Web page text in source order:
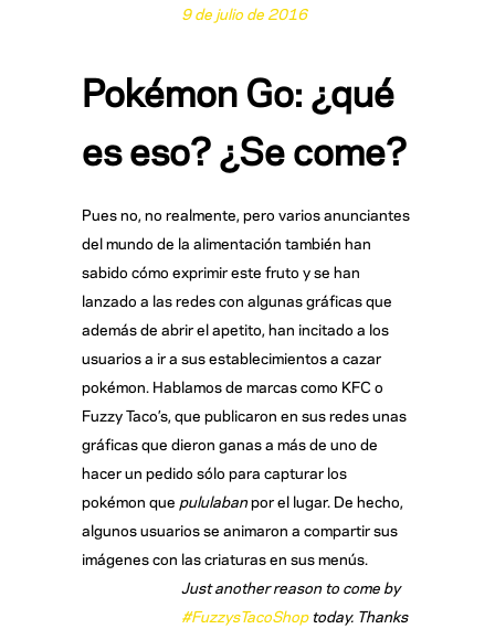
9 de julio de 2016
Pokémon Go: ¿qué
es eso? ¿Se come?
Pues no, no realmente, pero varios anunciantes
del mundo de la alimentación también han
sabido cómo exprimir este fruto y se han
lanzado a las redes con algunas gráficas que
además de abrir el apetito, han incitado a los
usuarios a ir a sus establecimientos a cazar
pokémon. Hablamos de marcas como KFC o
Fuzzy Taco’s, que publicaron en sus redes unas
gráficas que dieron ganas a más de uno de
hacer un pedido sólo para capturar los
pokémon que pululabanpor el lugar. De hecho,
algunos usuarios se animaron a compartir sus
imágenes con las criaturas en sus menús.
Just another reason to come by
#FuzzysTacoShoptoday. Thanks